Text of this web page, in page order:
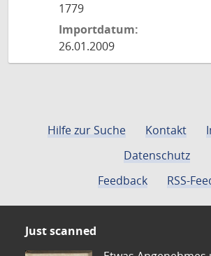
1779
Importdatum:
26.01.2009
Hilfe zur Suche Kontakt
Datenschutz
Feedback
RSS-
Just scanned